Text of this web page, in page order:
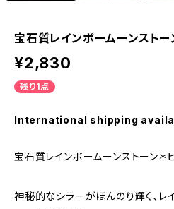
宝石質レインボームーンスト
¥2,830
残り1点
International shipping
宝石質レインボームーンストーン＊
神秘的なシラーがほんのり輝く、レ